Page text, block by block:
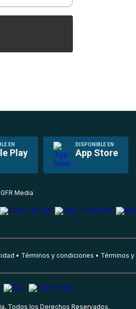
EN
Play
DISPONIBLE EN
App Store
Media
Términos y condiciones Términos
Todos los Derechos Reservados.